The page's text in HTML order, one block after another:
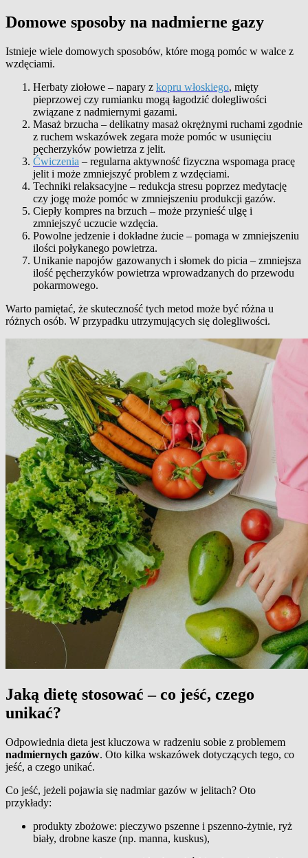
Domowe sposoby na nadmierne gazy
Istnieje wiele domowych sposobów, które mogą pomóc w walce z
wzdęciami.
Herbaty ziołowe – napary z kopru włoskiego, mięty
pieprzowej czy rumianku mogą łagodzić dolegliwości
związane z nadmiernymi gazami.
Masaż brzucha – delikatny masaż okrężnymi ruchami zgodnie
z ruchem wskazówek zegara może pomóc w usunięciu
pęcherzyków powietrza z jelit.
Ćwiczenia – regularna aktywność fizyczna wspomaga pracę
jelit i może zmniejszyć problem z wzdęciami.
Techniki relaksacyjne – redukcja stresu poprzez medytację
czy jogę może pomóc w zmniejszeniu produkcji gazów.
Ciepły kompres na brzuch – może przynieść ulgę i
zmniejszyć uczucie wzdęcia.
Powolne jedzenie i dokładne żucie – pomaga w zmniejszeniu
ilości połykanego powietrza.
Unikanie napojów gazowanych i słomek do picia – zmniejsza
ilość pęcherzyków powietrza wprowadzanych do przewodu
pokarmowego.
Warto pamiętać, że skuteczność tych metod może być różna u
różnych osób. W przypadku utrzymujących się dolegliwości.
Jaką dietę stosować – co jeść, czego
unikać?
Odpowiednia dieta jest kluczowa w radzeniu sobie z problemem
nadmiernych gazów. Oto kilka wskazówek dotyczących tego, co
jeść, a czego unikać.
Co jeść, jeżeli pojawia się nadmiar gazów w jelitach? Oto
przykłady:
produkty zbożowe: pieczywo pszenne i pszenno-żytnie, ryż
biały, drobne kasze (np. manna, kuskus),